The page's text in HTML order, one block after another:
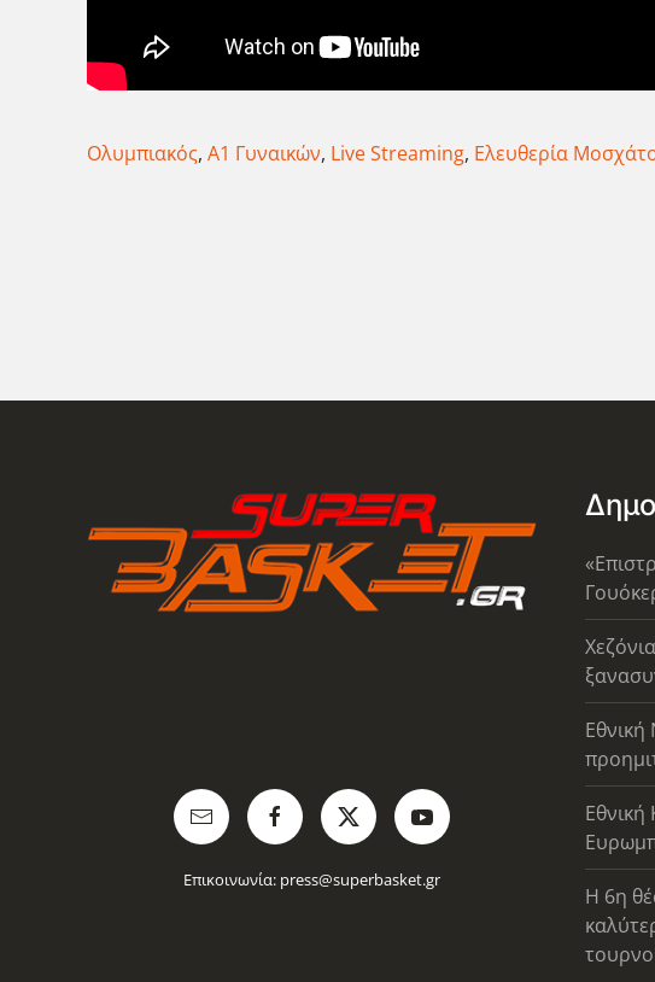
Ολυμπιακός, Α1 Γυναικών, Live Streaming, Ελευθερία
Επικοινωνία: press@superbasket.gr
Η 6η